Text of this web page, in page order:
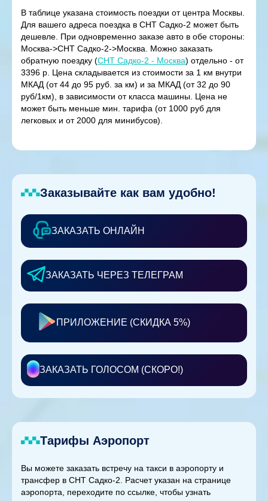
В таблице указана стоимость поездки от центра Москвы.
Для вашего адреса поездка в СНТ Садко-2 может быть
дешевле. При одновременно заказе авто в обе стороны:
Москва->СНТ Садко-2->Москва. Можно заказать
обратную поездку (СНТ Садко-2 - Москва) отдельно - от
3396 р. Цена складывается из стоимости за 1 км внутри
МКАД (от 44 до 95 руб. за км) и за МКАД (от 32 до 90
руб/1км), в зависимости от класса машины. Цена не
может быть меньше мин. тарифа (от 1000 руб для
легковых и от 2000 для минибусов).
Заказывайте как вам удобно!
ЗАКАЗАТЬ ОНЛАЙН
ЗАКАЗАТЬ ЧЕРЕЗ ТЕЛЕГРАМ
ПРИЛОЖЕНИЕ (СКИДКА 5%)
ЗАКАЗАТЬ ГОЛОСОМ (СКОРО!)
Тарифы Аэропорт
Вы можете заказать встречу на такси в аэропорту и
трансфер в СНТ Садко-2. Расчет указан на странице
аэропорта, переходите по ссылке, чтобы узнать